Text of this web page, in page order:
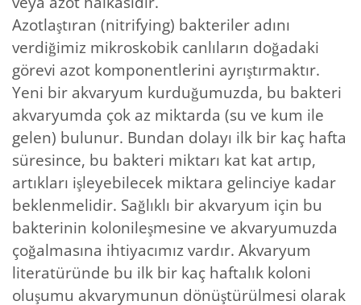
Azotlaştıran (nitrifying) bakteriler adını
verdiğimiz mikroskobik canlıların doğadaki
görevi azot komponentlerini ayrıştırmaktır.
Yeni bir akvaryum kurduğumuzda, bu bakteri
akvaryumda çok az miktarda (su ve kum ile
gelen) bulunur. Bundan dolayı ilk bir kaç hafta
süresince, bu bakteri miktarı kat kat artıp,
artıkları işleyebilecek miktara gelinciye kadar
beklenmelidir. Sağlıklı bir akvaryum için bu
bakterinin kolonileşmesine ve akvaryumuzda
çoğalmasına ihtiyacımız vardır. Akvaryum
literatüründe bu ilk bir kaç haftalık koloni
oluşumu akvarymunun dönüştürülmesi olarak